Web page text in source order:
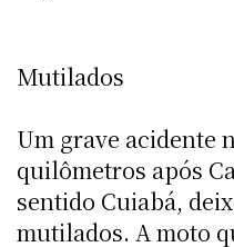
Mutilados
Um grave acidente
quilômetros após
sentido Cuiabá,
mutilados. A moto